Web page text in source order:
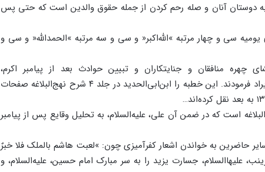
به دوستان آنان و صله رحم کردن از جمله حقوق والدین است که حتى پس
سى و چهار مرتبه »اللَّه‌‌اکبر« و سى و سه مرتبه »الحمداللَّه« و سى و
منافقان و جنایتکاران و تبیین حوادث بعد از پیامبر اکرم،
صلّى‌‌اللَّه‌‌علیه‌‌وآله، و دفاع از ولایت در مسجد ایراد فرمودند. این خطبه را ابن‌‌ابى‌‌الحدید در جلد ۴ شرح نهج‌‌البلاغه صفحات
است که در ضمن آن على، علیه‌‌السلام، به تحلیل وقایع پس از پیامبر
حاضرین به خواندن اشعار کفرآمیزى چون: »لعبت هاشم بالملک فلا خبرٌ
جسارت یزید را به سر مبارک امام حسین، علیه‌‌السلام، و